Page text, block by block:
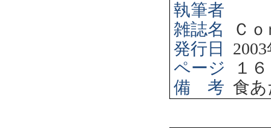
執筆者
雑誌名
Ｃ
発行日
2003
ページ
１
備 考 食あ